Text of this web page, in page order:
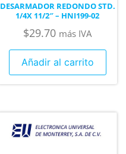
DESARMADOR REDONDO STD.
1/4X 11/2″ – HNI199-02
$29.70 más IVA
Añadir al carrito